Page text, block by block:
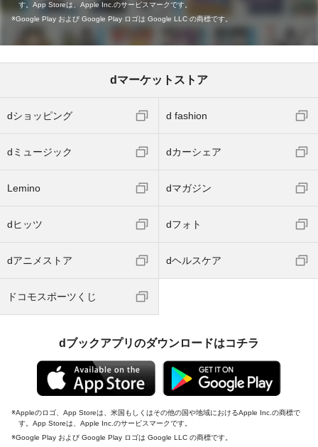
す。App Storeは、Apple Inc.のサービスマークです。
Google Play および Google Play ロゴは Google LLC の商標です。
dマーケットストア
dショッピング d fashion
dミュージック dカーシェア
Lemino dマガジン
dヒッツ dフォト
dアニメストア dヘルスケア
ドコモスポーツくじ
dブックアプリのダウンロードはコチラ
Appleのロゴ、App Storeは、米国もしくはその他の国や地域におけるApple Inc.の商標で
す。App Storeは、Apple Inc.のサービスマークです。
Google Play および Google Play ロゴは Google LLC の商標です。